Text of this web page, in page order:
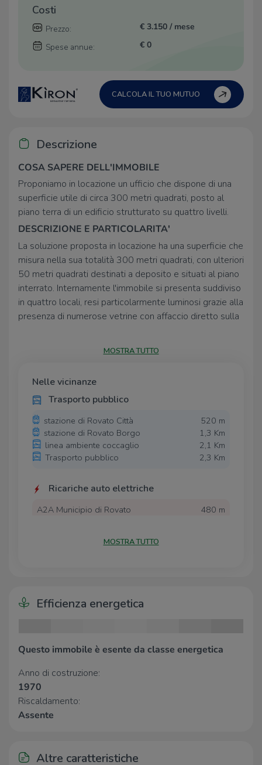
Costi
Prezzo:
€ 3.150 / mese
Spese annue:
€ 0
CALCOLA IL TUO MUTUO
Descrizione
COSA SAPERE DELL'IMMOBILE
Proponiamo in locazione un ufficio che dispone di una
superficie utile di circa 300 metri quadrati, posto al
piano terra di un edificio strutturato su quattro livelli.
DESCRIZIONE E PARTICOLARITA'
La soluzione proposta in locazione ha una superficie che
misura nella sua totalità 300 metri quadrati, con ulteriori
50 metri quadrati destinati a deposito e situati al piano
interrato. Internamente l'immobile si presenta suddiviso
in quattro locali, resi particolarmente luminosi grazie alla
presenza di numerose vetrine con affaccio diretto sulla
impianti di raffreddamento e di riscaldamento. A
igienici a norma per i disabili.
UBICAZIONE E CONTESTO
L’immobile è situato nella zona commerciale del
comune di Rovato e dispone di due posti auto privati. La
posizione risulta particolarmente strategica, in quanto
l’ufficio si trova lungo una delle vie principali del paese e
MOSTRA TUTTO
Nelle vicinanze
Trasporto pubblico
stazione di Rovato Città
520 m
stazione di Rovato Borgo
1,3 Km
linea ambiente coccaglio
2,1 Km
Trasporto pubblico
2,3 Km
Ricariche auto elettriche
A2A Municipio di Rovato
480 m
A2A Casello di Rovato A4
Scuole
Scuola primaria
Farmacia
Farmacia Comunale
Supermercati
Negozi
MOSTRA TUTTO
Efficienza energetica
Questo immobile è esente da classe energetica
Anno di costruzione:
1970
Riscaldamento:
Assente
Altre caratteristiche